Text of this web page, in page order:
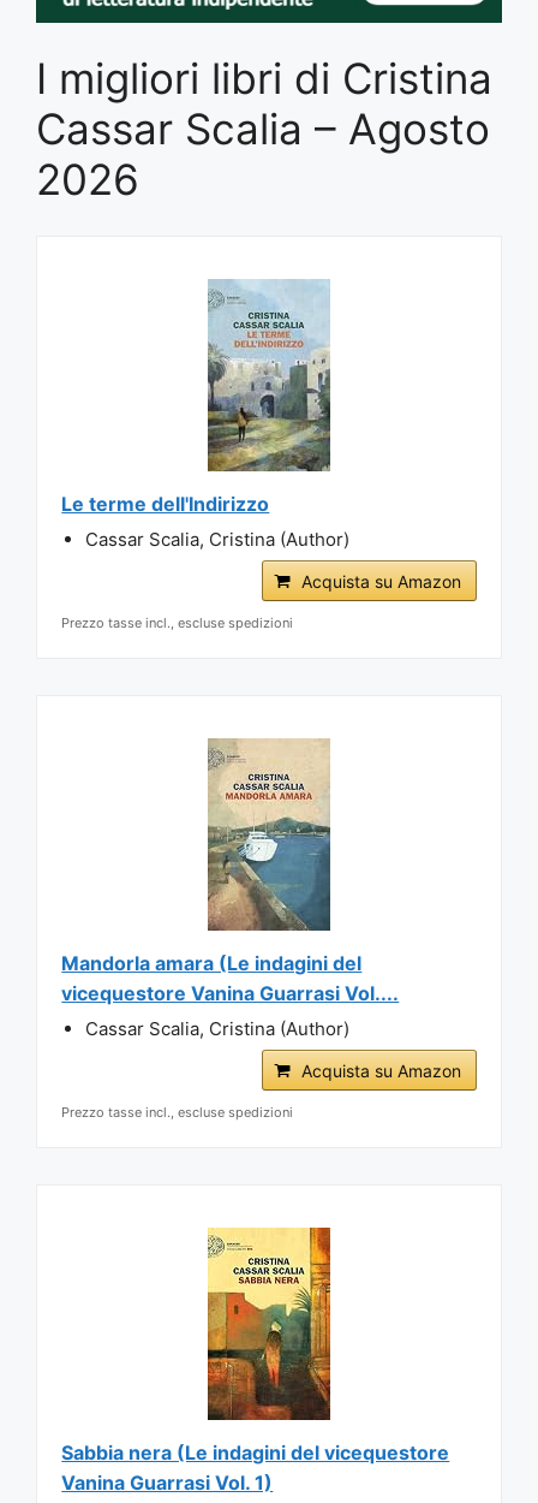
I migliori libri di Cristina
Cassar Scalia – Agosto
2026
Le terme dell'Indirizzo
Cassar Scalia, Cristina (Author)
Acquista su Amazon
Prezzo tasse incl., escluse spedizioni
Mandorla amara (Le indagini del
vicequestore Vanina Guarrasi Vol....
Cassar Scalia, Cristina (Author)
Acquista su Amazon
Prezzo tasse incl., escluse spedizioni
Sabbia nera (Le indagini del vicequestore
Vanina Guarrasi Vol. 1)